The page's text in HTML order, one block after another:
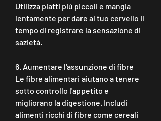
Utilizza piatti più piccoli e mangia
lentamente per dare al tuo cervello il
tempo di registrare la sensazione di
sazietà.
6. Aumentare l'assunzione di fibre
Le fibre alimentari aiutano a tenere
sotto controllo l'appetito e
migliorano la digestione. Includi
alimenti ricchi di fibre come cereali